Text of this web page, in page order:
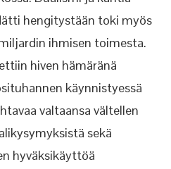
hengitystään toki myös
ihmisen toimesta.
hiven hämäränä
käynnistyessä
valtaansa vältellen
sekä
hyväksikäyttöä